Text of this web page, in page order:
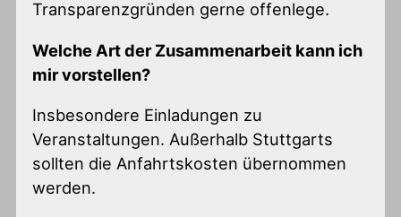
Transparenzgründen gerne offenlege.
Welche Art der Zusammenarbeit kann ich
mir vorstellen?
Insbesondere Einladungen zu
Veranstaltungen. Außerhalb Stuttgarts
sollten die Anfahrtskosten übernommen
werden.